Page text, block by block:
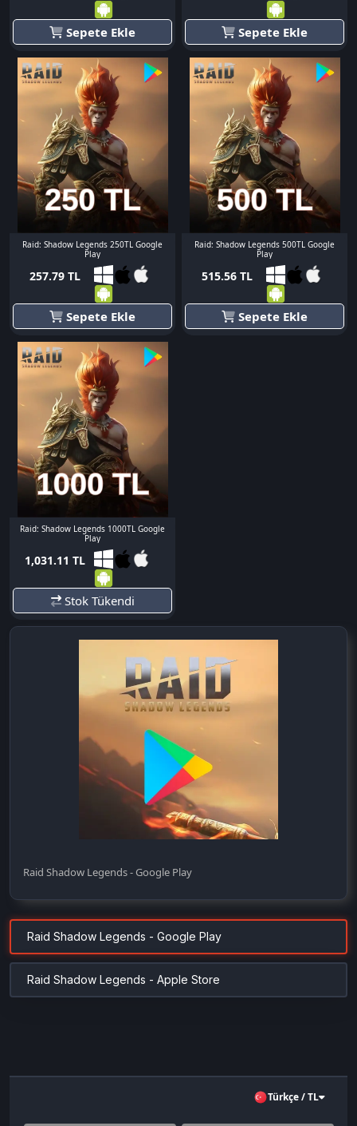
Sepete Ekle Sepete Ekle
Raid: Shadow Legends 250TL Google
Play
257.79 TL
Sepete Ekle
Raid: Shadow Legends 500TL Google
Play
515.56 TL
Sepete Ekle
Raid: Shadow Legends 1000TL Google
Play
1,031.11 TL
Stok Tükendi
Raid Shadow Legends - Google Play
Raid Shadow Legends - Google Play
Raid Shadow Legends - Apple Store
Türkçe / TL